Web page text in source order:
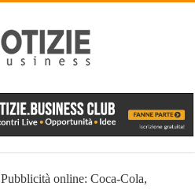
Pubblicità online: Coca-Cola,